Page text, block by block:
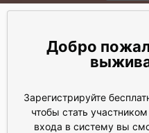
Зарегистрируйте
чтобы стать
входа в систему вы